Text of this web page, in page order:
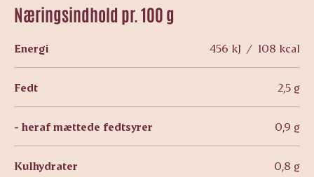
Næringsindhold pr. 100 g
Energi 456 kJ / 108 kcal
Fedt 2,5 g
- heraf mættede fedtsyrer 0,9 g
Kulhydrater 0,8 g